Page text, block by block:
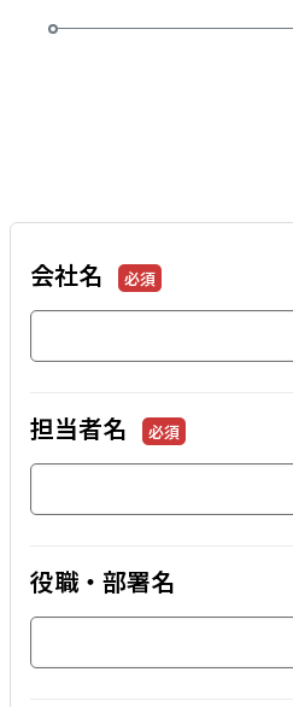
会社名 必須
担当者名 必須
役職・部署名